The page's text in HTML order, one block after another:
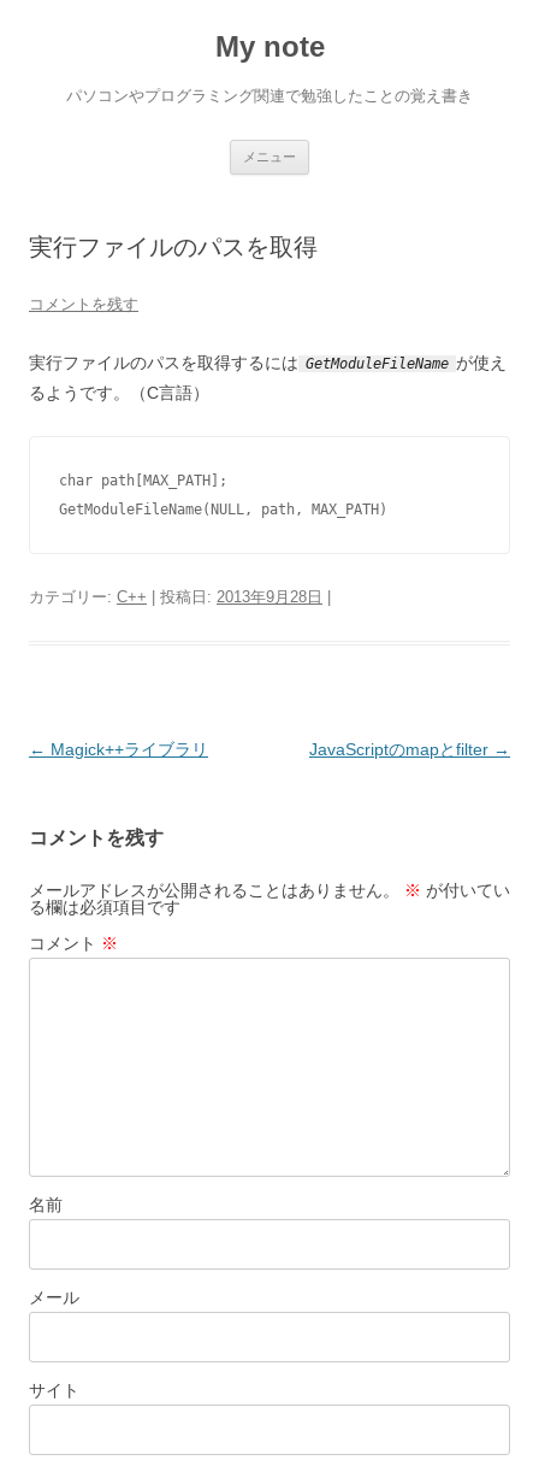
My note
パソコンやプログラミング関連で勉強したことの覚え書き
メニュー
へ
ス
実行ファイルのパスを取得
コメントを残す
実行ファイルのパスを取得するには GetModuleFileName が使え
るようです。（C言語）
char path[MAX_PATH];
GetModuleFileName(NULL, path, MAX_PATH)
カテゴリー: C++ | 投稿日: 2013年9月28日
投
ビ
ゲ
ー
シ
← Magick++ライブラリ JavaScriptのmapとfilter →
コメントを残す
メールアドレスが公開されることはありません。 ※ が付いてい
る欄は必須項目です
コメント ※
名前
メール
サイト